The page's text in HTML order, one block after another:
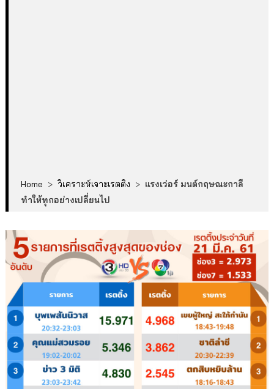
Home > วิเคราะห์เจาะเรตติง > แรงเว่อร์ มนต์กฤษณะกาลี
ทำให้ทุกอย่างเปลี่ยนไป